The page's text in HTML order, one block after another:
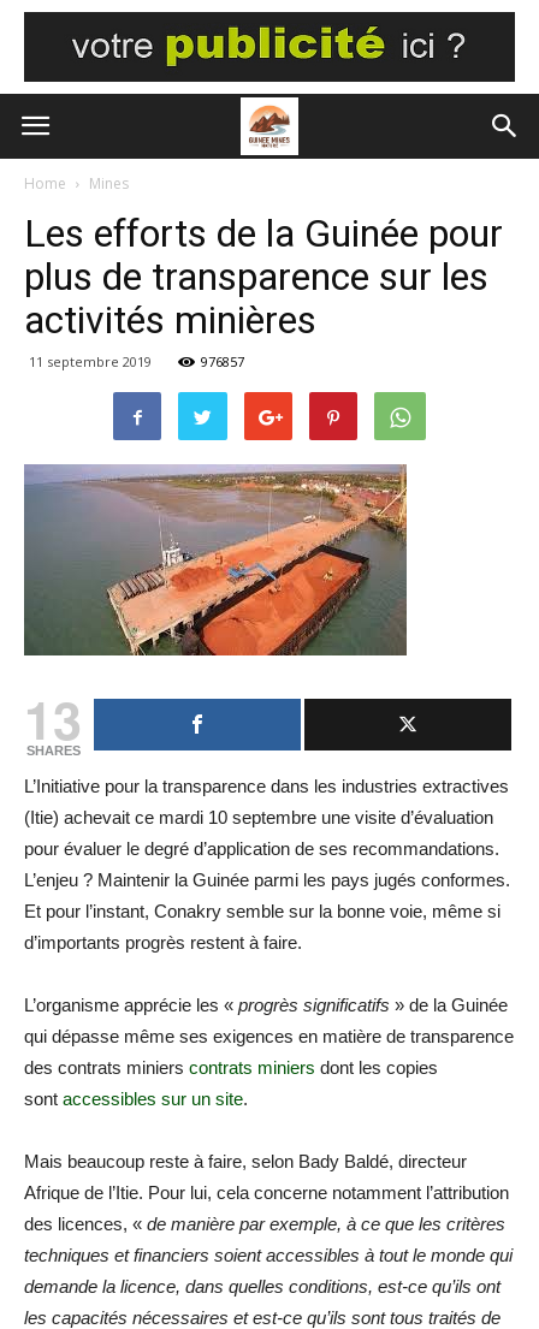
Home Mines
Les efforts de la Guinée pour
plus de transparence sur les
activités minières
11 septembre 2019 976857
13
SHARES
L’Initiative pour la transparence dans les industries extractives
(Itie) achevait ce mardi 10 septembre une visite d’évaluation
pour évaluer le degré d’application de ses recommandations.
L’enjeu ? Maintenir la Guinée parmi les pays jugés conformes.
Et pour l’instant, Conakry semble sur la bonne voie, même si
d’importants progrès restent à faire.
L’organisme apprécie les « progrès significatifs » de la Guinée
qui dépasse même ses exigences en matière de transparence
des contrats miniers contrats miniers dont les copies
sont accessibles sur un site.
Mais beaucoup reste à faire, selon Bady Baldé, directeur
Afrique de l’Itie. Pour lui, cela concerne notamment l’attribution
des licences, « de manière par exemple, à ce que les critères
techniques et financiers soient accessibles à tout le monde qui
demande la licence, dans quelles conditions, est-ce qu’ils ont
les capacités nécessaires et est-ce qu’ils sont tous traités de